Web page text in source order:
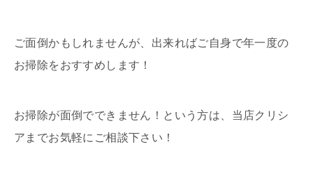
ご面倒かもしれませんが、出来ればご自身で年一度の
お掃除をおすすめします！
お掃除が面倒でできません！という方は、当店クリシ
アまでお気軽にご相談下さい！